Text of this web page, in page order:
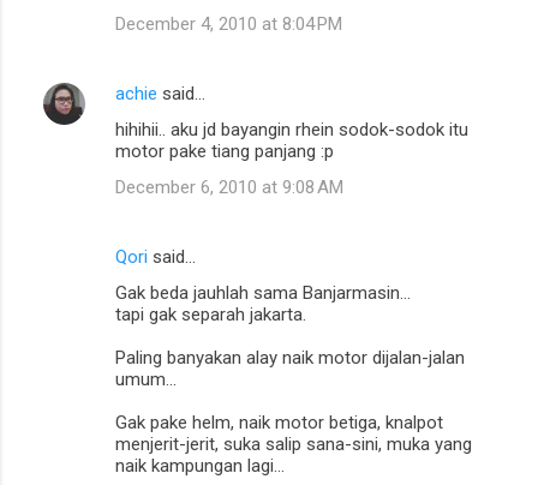
December 4, 2010 at 8:04 PM
achie said…
hihihii.. aku jd bayangin rhein sodok-sodok itu
motor pake tiang panjang :p
December 6, 2010 at 9:08 AM
Qori said…
Gak beda jauhlah sama Banjarmasin...
tapi gak separah jakarta.
Paling banyakan alay naik motor dijalan-jalan
umum...
Gak pake helm, naik motor betiga, knalpot
menjerit-jerit, suka salip sana-sini, muka yang
naik kampungan lagi...